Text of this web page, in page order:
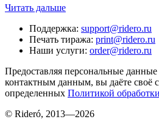
Читать дальше
Поддержка: support@ridero.ru
Печать тиража: print@ridero.ru
Наши услуги: order@ridero.ru
Предоставляя персональные
контактным данным, вы даёте своё
определенных Политикой
© Rideró, 2013—2026